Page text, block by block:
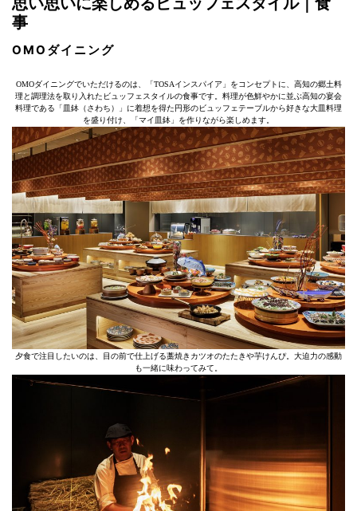
事
OMOダイニング
OMOダイニングでいただけるのは、「TOSAインスパイア」をコンセプトに、高知の郷土料
理と調理法を取り入れたビュッフェスタイルの食事です。料理が⾊鮮やかに並ぶ高知の宴会
料理である「⽫鉢（さわち）」に着想を得た円形のビュッフェテーブルから好きな大皿料理
を盛り付け、「マイ皿鉢」を作りながら楽しめます。
夕食で注目したいのは、目の前で仕上げる藁焼きカツオのたたきや芋けんぴ。大迫力の感動
も一緒に味わってみて。